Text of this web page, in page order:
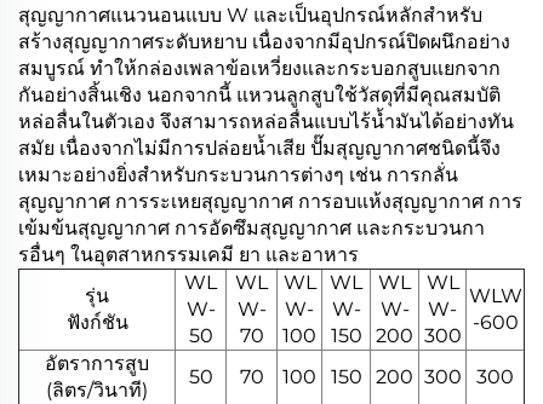
สุญญากาศแนวนอนแบบ W และเป็นอุปกรณ์หลักสำหรับ
สร้างสุญญากาศระดับหยาบ เนื่องจากมีอุปกรณ์ปิดผนึกอย่าง
สมบูรณ์ ทำให้กล่องเพลาข้อเหวี่ยงและกระบอกสูบแยกจาก
กันอย่างสิ้นเชิง นอกจากนี้ แหวนลูกสูบใช้วัสดุที่มีคุณสมบัติ
หล่อลื่นในตัวเอง จึงสามารถหล่อลื่นแบบไร้น้ำมันได้อย่างทัน
สมัย เนื่องจากไม่มีการปล่อยน้ำเสีย ปั๊มสุญญากาศชนิดนี้จึง
เหมาะอย่างยิ่งสำหรับกระบวนการต่างๆ เช่น การกลั่น
สุญญากาศ การระเหยสุญญากาศ การอบแห้งสุญญากาศ การ
เข้มข้นสุญญากาศ การอัดซึมสุญญากาศ และกระบวนกา
รอื่นๆ ในอุตสาหกรรมเคมี ยา และอาหาร
รุ่น
ฟังก์ชัน
WL
W-
50
WL
W-
70
WL
W-
100
WL
W-
150
WL
W-
200
WL
W-
300
WLW
-600
อัตราการสูบ
(ลิตร/วินาที)
50 70 100 150 200 300
300